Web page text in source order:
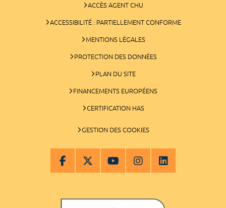
ACCÈS AGENT CHU
ACCESSIBILITÉ : PARTIELLEMENT CONFORME
MENTIONS LÉGALES
PROTECTION DES DONNÉES
PLAN DU SITE
FINANCEMENTS EUROPÉENS
CERTIFICATION HAS
GESTION DES COOKIES